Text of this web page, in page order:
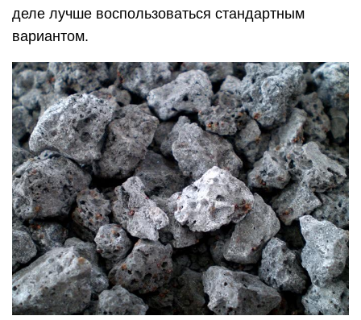
деле лучше воспользоваться стандартным
вариантом.